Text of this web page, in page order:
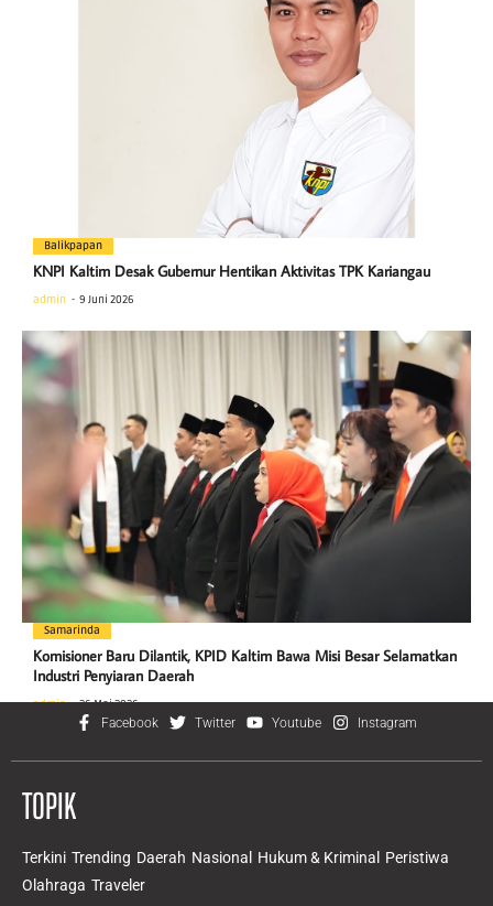
Balikpapan
KNPI Kaltim Desak Gubernur Hentikan Aktivitas TPK Kariangau
admin 9 Juni 2026
Samarinda
Komisioner Baru Dilantik, KPID Kaltim Bawa Misi Besar Selamatkan
Industri Penyiaran Daerah
admin 26 Mei 2026
Facebook Twitter Youtube Instagram
TOPIK
Terkini Trending Daerah Nasional Hukum & Kriminal
Peristiwa
Olahraga Traveler